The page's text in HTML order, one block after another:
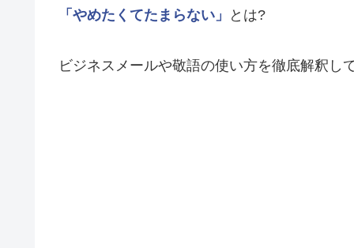
「やめたくてたまらない」 とは?
ビジネスメールや敬語の使い方を徹底解釈し